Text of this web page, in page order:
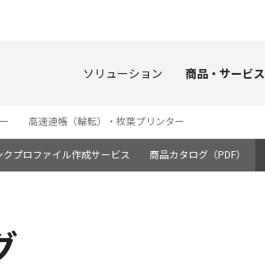
ソリューション 商品・サービス
高速連帳（輪転）・枚葉プリンター
プロファイル作成サービス 商品カタログ（PDF）